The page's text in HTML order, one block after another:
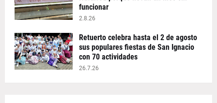
funcionar
2.8.26
Retuerto celebra hasta el 2 de agosto
sus populares fiestas de San Ignacio
con 70 actividades
26.7.26